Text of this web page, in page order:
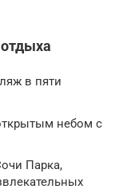
в пяти
небом с
Парка,